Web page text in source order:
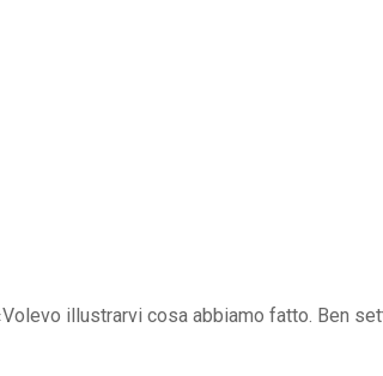
illustrarvi cosa abbiamo fatto. Ben